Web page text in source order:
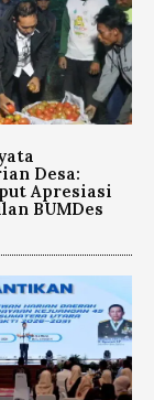
Desa:
Apresiasi
BUMDes